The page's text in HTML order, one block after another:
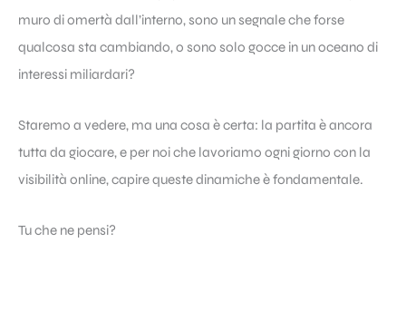
muro di omertà dall’interno, sono un segnale che forse
qualcosa sta cambiando, o sono solo gocce in un oceano di
interessi miliardari?
Staremo a vedere, ma una cosa è certa: la partita è ancora
tutta da giocare, e per noi che lavoriamo ogni giorno con la
visibilità online, capire queste dinamiche è fondamentale.
Tu che ne pensi?